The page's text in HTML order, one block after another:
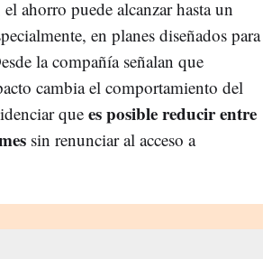
ahorro puede alcanzar hasta un
en planes diseñados para
la compañía señalan que
cambia el comportamiento del
que es posible reducir entre
sin renunciar al acceso a